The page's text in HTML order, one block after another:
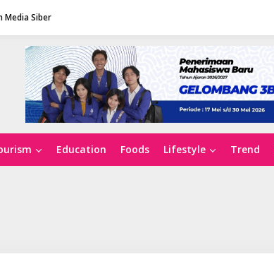
Media Siber
Education Foods Lifestyle Trend